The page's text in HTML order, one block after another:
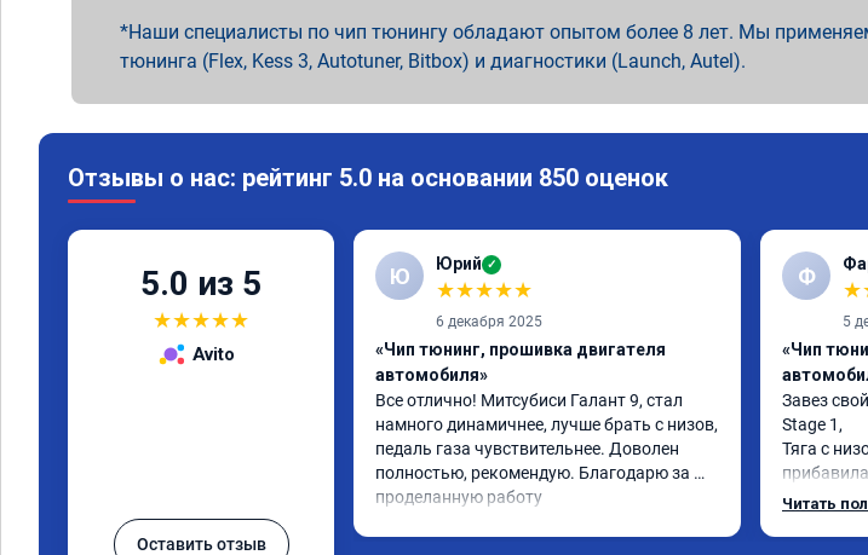
Наши специалисты по чип тюнингу обладают опытом более 8 лет. Мы
тюнинга (Flex, Kess 3, Autotuner, Bitbox) и диагностики (Launch, Autel).
Отзывы о нас: рейтинг 5.0 на основании 850 оценок
5.0 из 5
★★★★★
Avito
Оставить отзыв
Ю Юрий ✓
★★★★★
6 декабря 2025
«Чип тюнинг, прошивка двигателя
автомобиля»
Все отлично! Митсубиси Галант 9, стал
намного динамичнее, лучше брать с низов,
педаль газа чувствительнее. Доволен
полностью, рекомендую. Благодарю за
проделанную работу
Ф
★
5
«Чип
Завез
Stage 1,
Тяга с
стала
Читать